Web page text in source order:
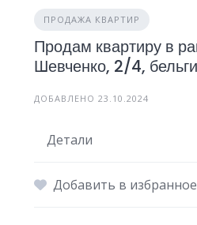
ПРОДАЖА КВАРТИР
Продам квартиру в
Шевченко, 2/4,
ДОБАВЛЕНО 23.10.2024
Детали
Добавить в избранное